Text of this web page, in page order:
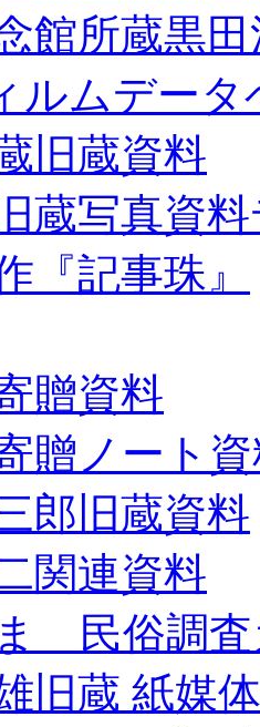
館所蔵黒
ルムデータ
旧蔵資料
蔵写真資
『記事珠』
贈資料
贈ノート
郎旧蔵資料
関連資料
民俗調査
旧蔵 紙媒